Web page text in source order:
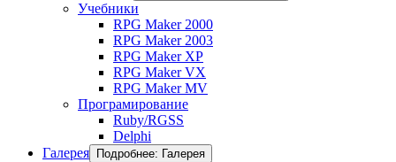
Учебники
RPG Maker 2000
RPG Maker 2003
RPG Maker XP
RPG Maker VX
RPG Maker MV
Програмирование
Ruby/RGSS
Delphi
Галерея
Подробнее: Галерея